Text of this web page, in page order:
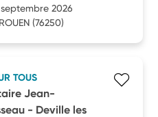
2026
(76250)
TOUS
Jean-
- Deville les